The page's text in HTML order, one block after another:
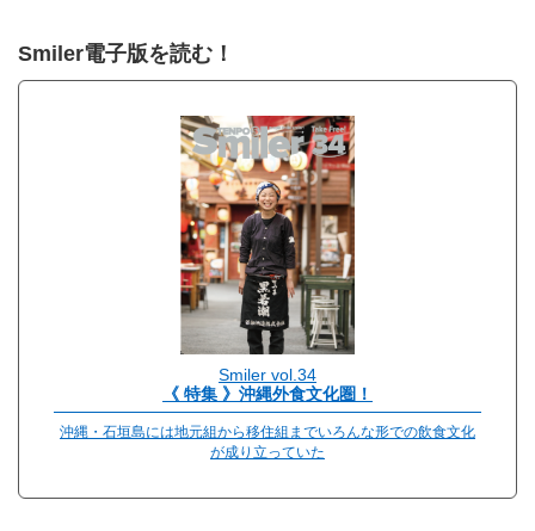
Smiler電子版を読む！
Smiler vol.34
《 特集 》沖縄外食文化圏！
沖縄・石垣島には地元組から移住組までいろんな形での飲食文化
が成り立っていた